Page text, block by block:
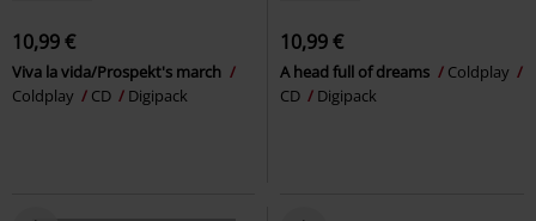
10,99 €
Viva la vida/Prospekt's march
Coldplay
CD Digipack
10,99 €
A head full of dreams
Coldplay
CD
Digipack